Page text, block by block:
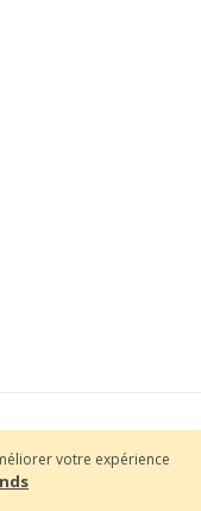
votre expérience